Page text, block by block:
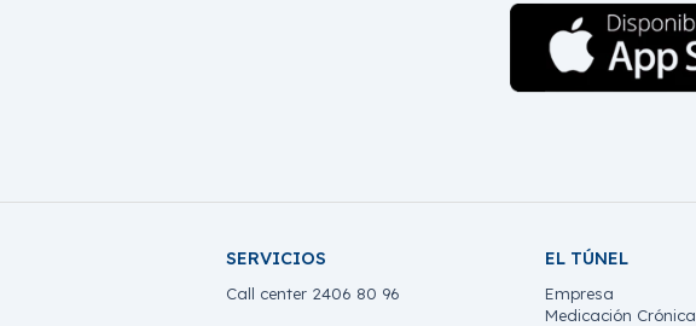
SERVICIOS
Call center 2406 80 96
EL TÚNEL
Empresa
Medicación Crónica